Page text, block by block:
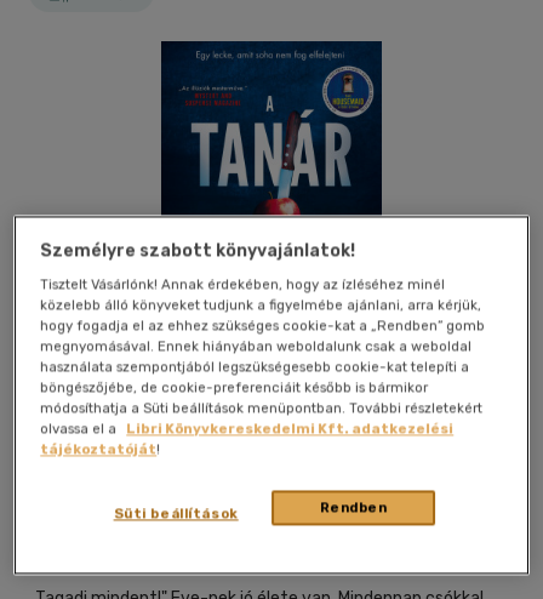
Beleolvasok
Személyre szabott könyvajánlatok!
Tisztelt Vásárlónk! Annak érdekében, hogy az ízléséhez minél
közelebb álló könyveket tudjunk a figyelmébe ajánlani, arra kérjük,
hogy fogadja el az ehhez szükséges cookie-kat a „Rendben” gomb
megnyomásával. Ennek hiányában weboldalunk csak a weboldal
használata szempontjából legszükségesebb cookie-kat telepíti a
böngészőjébe, de cookie-preferenciáit később is bármikor
módosíthatja a Süti beállítások menüpontban. További részletekért
olvassa el a
Libri Könyvkereskedelmi Kft. adatkezelési
tájékoztatóját!
Rendben
Süti beállítások